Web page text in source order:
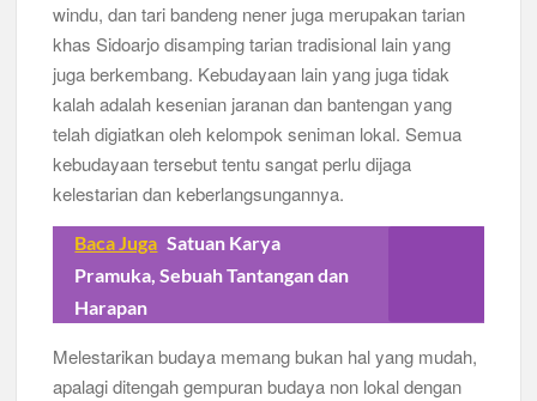
windu, dan tari bandeng nener juga merupakan tarian
khas Sidoarjo disamping tarian tradisional lain yang
juga berkembang. Kebudayaan lain yang juga tidak
kalah adalah kesenian jaranan dan bantengan yang
telah digiatkan oleh kelompok seniman lokal. Semua
kebudayaan tersebut tentu sangat perlu dijaga
kelestarian dan keberlangsungannya.
Baca Juga Satuan Karya
Pramuka, Sebuah Tantangan dan
Harapan
Melestarikan budaya memang bukan hal yang mudah,
apalagi ditengah gempuran budaya non lokal dengan